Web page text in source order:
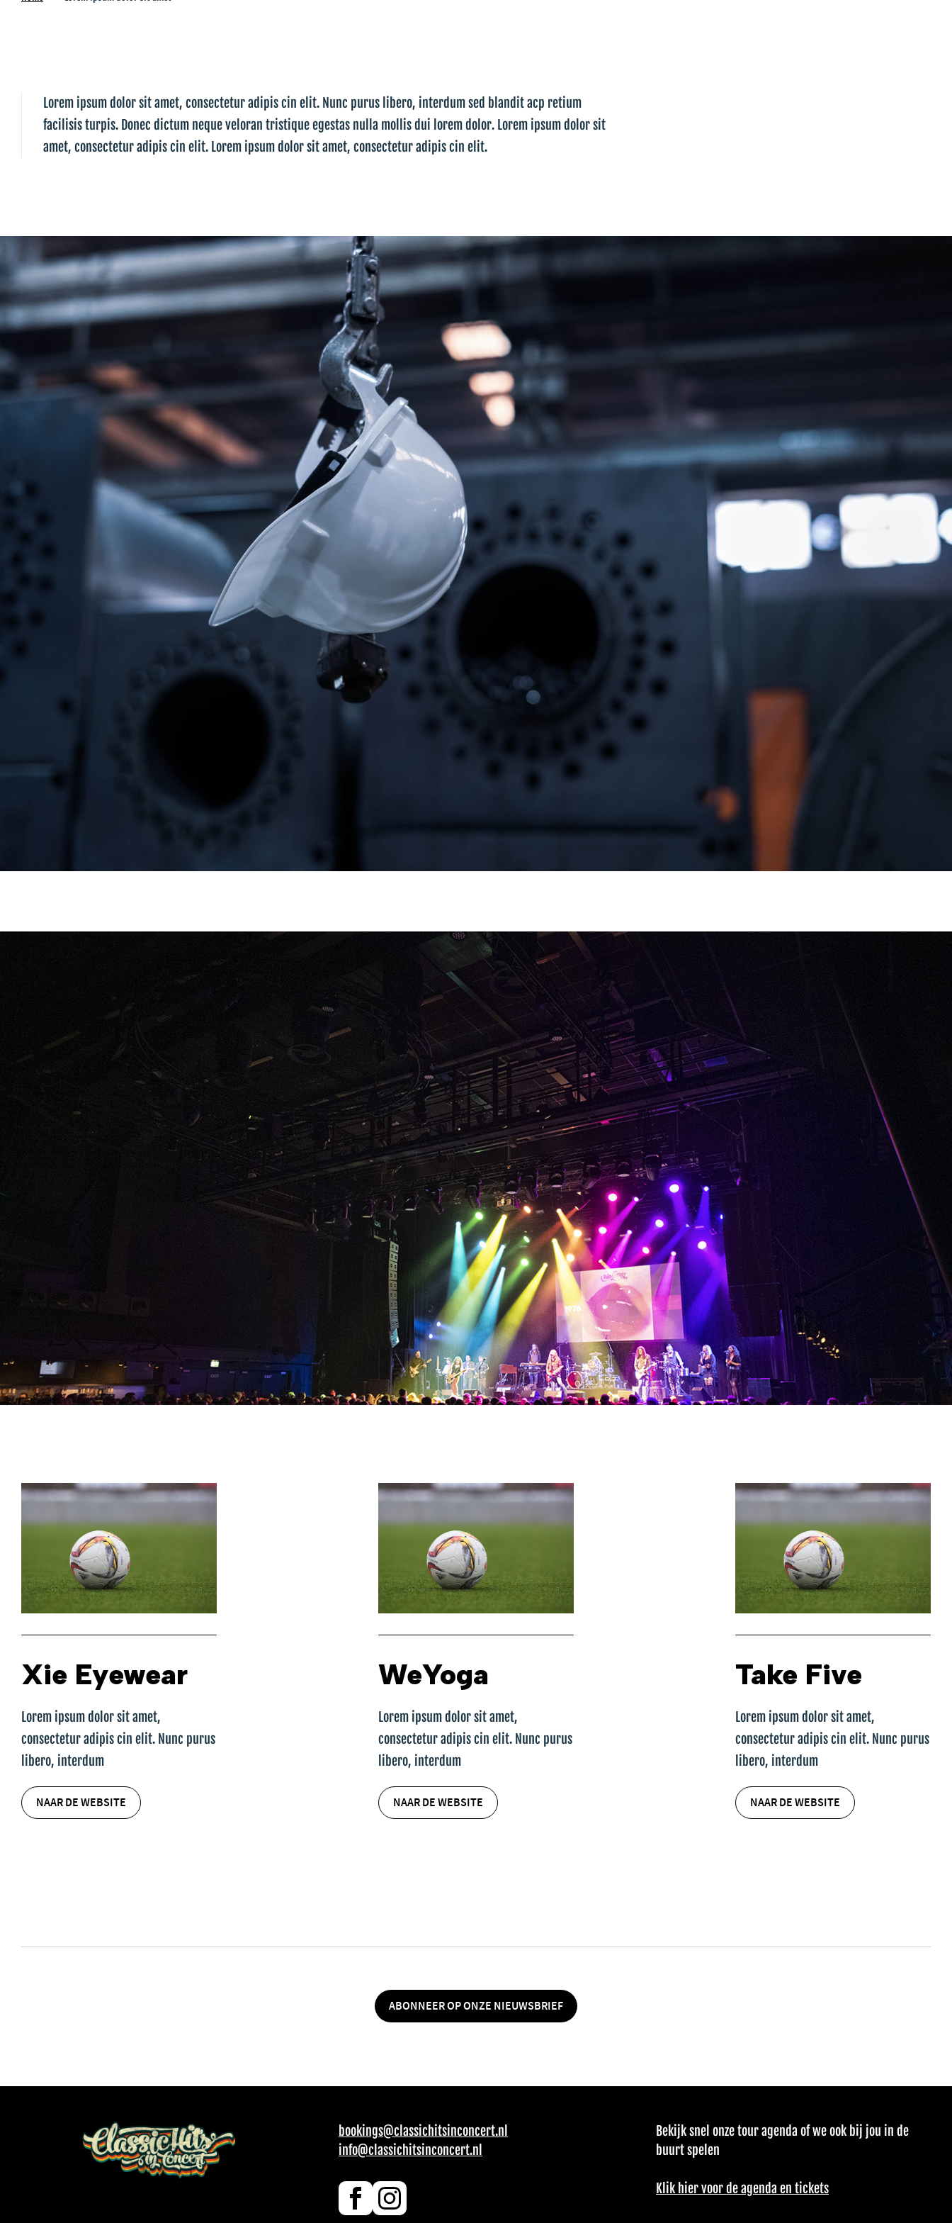
Lorem ipsum dolor sit amet, consectetur adipis cin elit. Nunc purus libero, interdum sed blandit acp retium
facilisis turpis. Donec dictum neque veloran tristique egestas nulla mollis dui lorem dolor. Lorem ipsum dolor sit
amet, consectetur adipis cin elit. Lorem ipsum dolor sit amet, consectetur adipis cin elit.
Lorem ipsum dolor sit amet, consectetur adipis cin elit. Nunc purus libero, interdum sed blandit acp retium facilisis
turpis. Donec dictum neque veloran tristique egestas nulla mollis dui lorem dolor. Lorem ipsum dolor sit amet,
consectetur adipis cin elit. Lorem ipsum dolor sit amet, consectetur adipis cin elit.
Xie Eyewear
Lorem ipsum dolor sit amet,
consectetur adipis cin elit. Nunc purus
libero, interdum
NAAR DE WEBSITE
WeYoga
Lorem ipsum dolor sit amet,
consectetur adipis cin elit. Nunc purus
libero, interdum
NAAR DE WEBSITE
Take Five
Lorem ipsum dolor sit amet,
consectetur adipis cin elit. Nunc purus
libero, interdum
NAAR DE WEBSITE
ABONNEER OP ONZE NIEUWSBRIEF
bookings@classichitsinconcert.nl
info@classichitsinconcert.nl
Bekijk snel onze tour agenda of we ook bij jou in de
buurt spelen
Klik hier voor de agenda en tickets